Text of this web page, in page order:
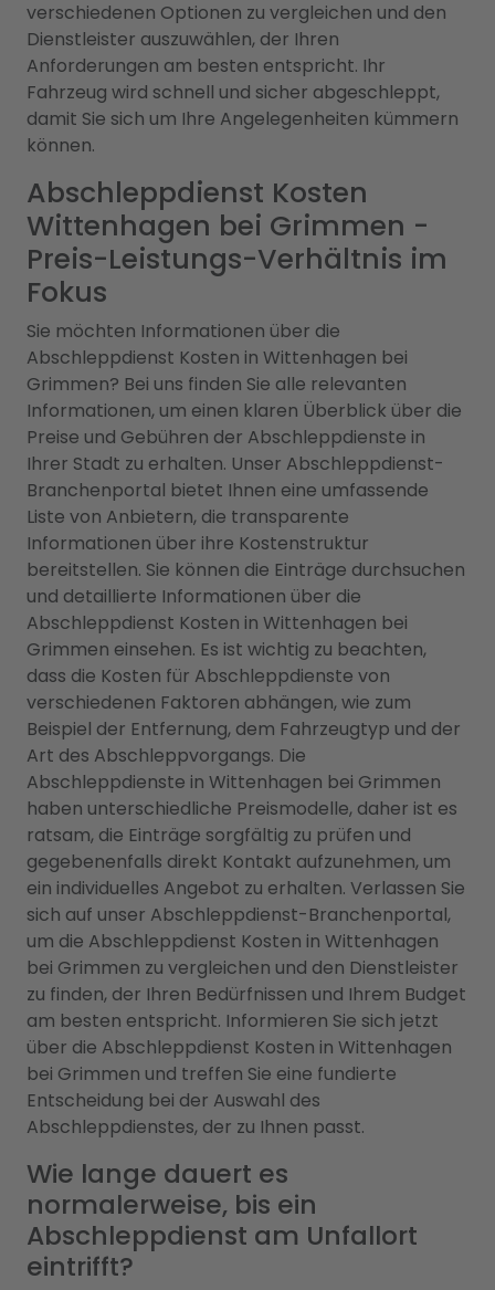
verschiedenen Optionen zu vergleichen und den
Dienstleister auszuwählen, der Ihren
Anforderungen am besten entspricht. Ihr
Fahrzeug wird schnell und sicher abgeschleppt,
damit Sie sich um Ihre Angelegenheiten kümmern
können.
Abschleppdienst Kosten
Wittenhagen bei Grimmen -
Preis-Leistungs-Verhältnis im
Fokus
Sie möchten Informationen über die
Abschleppdienst Kosten in Wittenhagen bei
Grimmen? Bei uns finden Sie alle relevanten
Informationen, um einen klaren Überblick über die
Preise und Gebühren der Abschleppdienste in
Ihrer Stadt zu erhalten. Unser Abschleppdienst-
Branchenportal bietet Ihnen eine umfassende
Liste von Anbietern, die transparente
Informationen über ihre Kostenstruktur
bereitstellen. Sie können die Einträge durchsuchen
und detaillierte Informationen über die
Abschleppdienst Kosten in Wittenhagen bei
Grimmen einsehen. Es ist wichtig zu beachten,
dass die Kosten für Abschleppdienste von
verschiedenen Faktoren abhängen, wie zum
Beispiel der Entfernung, dem Fahrzeugtyp und der
Art des Abschleppvorgangs. Die
Abschleppdienste in Wittenhagen bei Grimmen
haben unterschiedliche Preismodelle, daher ist es
ratsam, die Einträge sorgfältig zu prüfen und
gegebenenfalls direkt Kontakt aufzunehmen, um
ein individuelles Angebot zu erhalten. Verlassen Sie
sich auf unser Abschleppdienst-Branchenportal,
um die Abschleppdienst Kosten in Wittenhagen
bei Grimmen zu vergleichen und den Dienstleister
zu finden, der Ihren Bedürfnissen und Ihrem Budget
am besten entspricht. Informieren Sie sich jetzt
über die Abschleppdienst Kosten in Wittenhagen
bei Grimmen und treffen Sie eine fundierte
Entscheidung bei der Auswahl des
Abschleppdienstes, der zu Ihnen passt.
Wie lange dauert es
normalerweise, bis ein
Abschleppdienst am Unfallort
eintrifft?